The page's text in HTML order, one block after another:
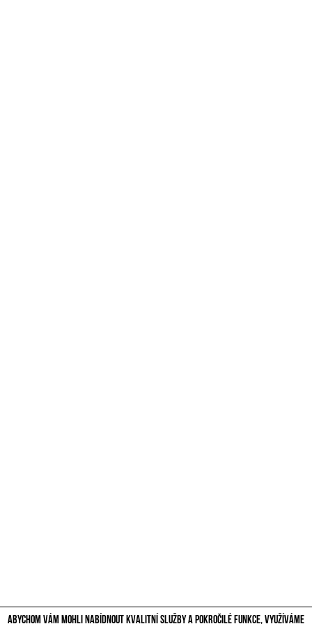
Abychom Vám mohli nabídnout kvalitní služby a pokročilé funkce, využíváme